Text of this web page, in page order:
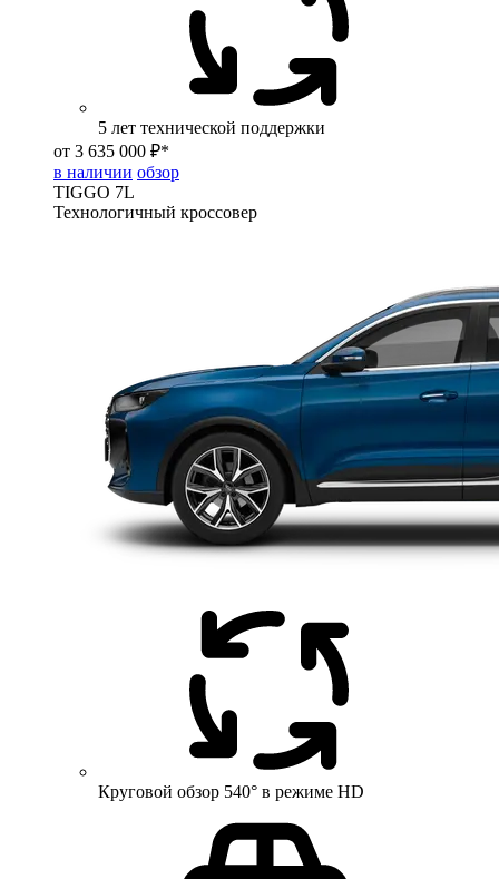
5 лет технической поддержки
от 3 635 000 ₽*
в наличии обзор
TIGGO 7L
Технологичный кроссовер
Круговой обзор 540° в режиме HD